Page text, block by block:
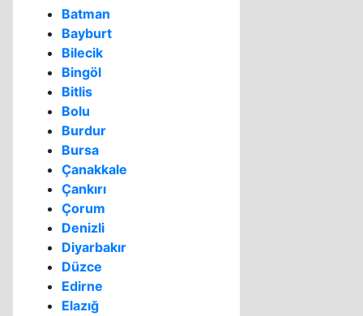
Batman
Bayburt
Bilecik
Bingöl
Bitlis
Bolu
Burdur
Bursa
Çanakkale
Çankırı
Çorum
Denizli
Diyarbakır
Düzce
Edirne
Elazığ